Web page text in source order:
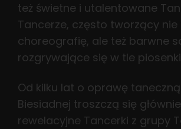
też świetne i utalentowane
Tancerze, często tworzący nie
choreografię, ale też barwne
rozgrywające się w tle
Od kilku lat o oprawę
Biesiadnej troszczą się głównie
rewelacyjne Tancerki z grupy